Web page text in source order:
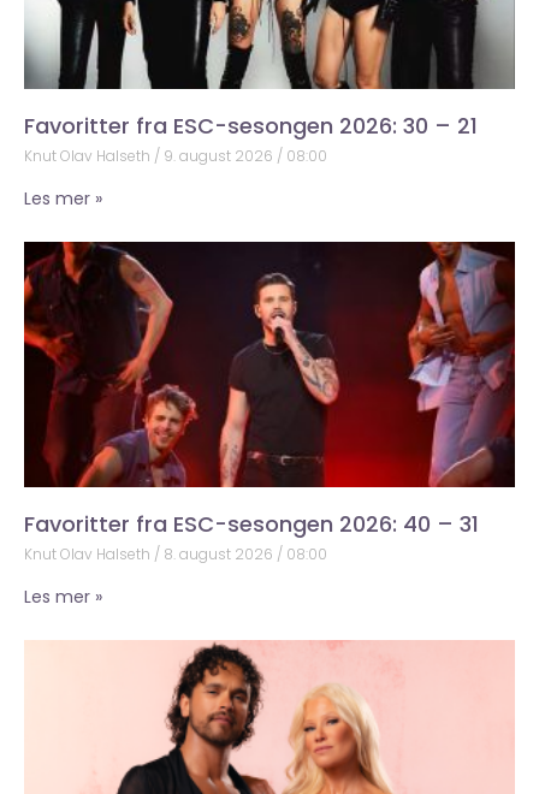
Favoritter fra ESC-sesongen 2026: 30 – 21
Knut Olav Halseth 9. august 2026 08:00
Les mer »
Favoritter fra ESC-sesongen 2026: 40 – 31
Knut Olav Halseth 8. august 2026 08:00
Les mer »